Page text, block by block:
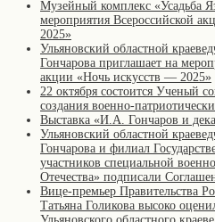
Музейный комплекс «Усадьба
мероприятия Всероссийской
2025»
Ульяновский областной
Гончарова приглашает на
акции «Ночь искусств — 2025»
22 октября состоится Ученый
создания военно-
Выставка «И.А. Гончаров и
Ульяновский областной
Гончарова и филиал
участников специальной
Отечества» подписали
Вице-премьер Правительства
Татьяна Голикова высоко